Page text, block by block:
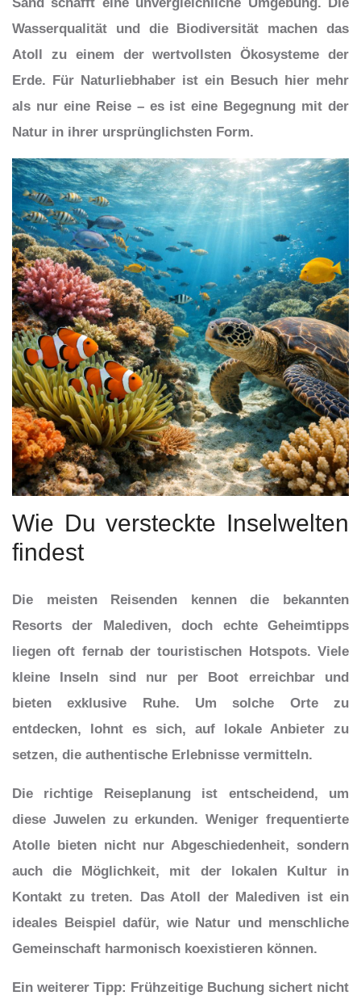
Wasserqualität und die Biodiversität machen das
Atoll zu einem der wertvollsten Ökosysteme der
Erde. Für Naturliebhaber ist ein Besuch hier mehr
als nur eine Reise – es ist eine Begegnung mit der
Natur in ihrer ursprünglichsten Form.
Wie Du versteckte Inselwelten
findest
Die meisten Reisenden kennen die bekannten
Resorts der Malediven, doch echte Geheimtipps
liegen oft fernab der touristischen Hotspots. Viele
kleine Inseln sind nur per Boot erreichbar und
bieten exklusive Ruhe. Um solche Orte zu
entdecken, lohnt es sich, auf lokale Anbieter zu
setzen, die authentische Erlebnisse vermitteln.
Die richtige Reiseplanung ist entscheidend, um
diese Juwelen zu erkunden. Weniger frequentierte
Atolle bieten nicht nur Abgeschiedenheit, sondern
auch die Möglichkeit, mit der lokalen Kultur in
Kontakt zu treten. Das Atoll der Malediven ist ein
ideales Beispiel dafür, wie Natur und menschliche
Gemeinschaft harmonisch koexistieren können.
Ein weiterer Tipp: Frühzeitige Buchung sichert nicht